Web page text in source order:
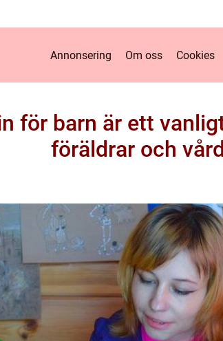
Annonsering Om oss Cookies
för barn är ett
föräldrar och